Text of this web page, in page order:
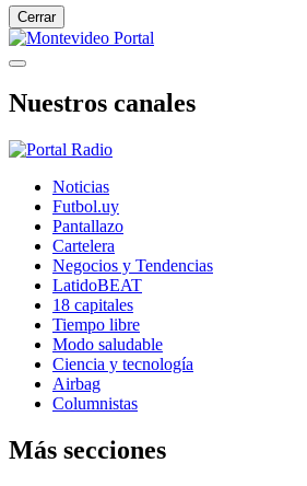
Cerrar
Nuestros canales
Noticias
Futbol.uy
Pantallazo
Cartelera
Negocios y Tendencias
LatidoBEAT
18 capitales
Tiempo libre
Modo saludable
Ciencia y tecnología
Airbag
Columnistas
Más secciones